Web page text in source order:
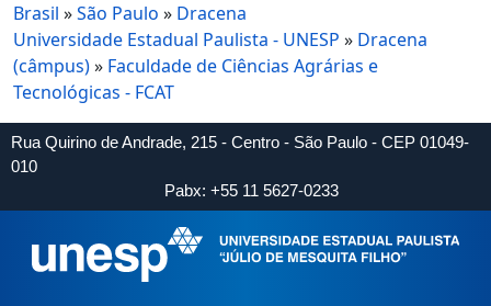
Brasil »São Paulo » Dracena
Universidade Estadual Paulista - UNESP » Dracena
(câmpus)» Faculdade de Ciências Agrárias e
Tecnológicas - FCAT
Rua Quirino de Andrade, 215 - Centro - São Paulo - CEP 01049-
010
Pabx: +55 11 5627-0233